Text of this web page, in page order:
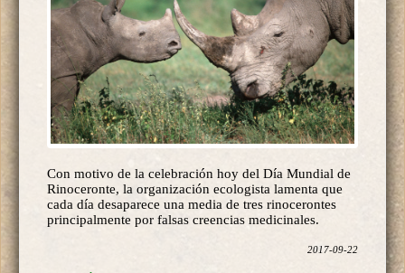
Rinoceronte, la organización ecologista lamenta que
cada día desaparece una media de tres rinocerontes
principalmente por falsas creencias medicinales.